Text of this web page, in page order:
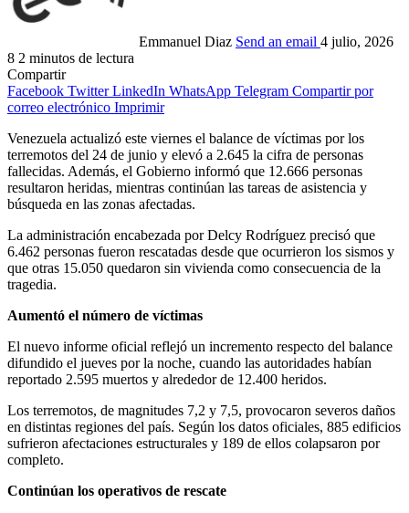
Emmanuel Diaz Send an email 4 julio, 2026
8 2 minutos de lectura
Compartir
Facebook Twitter LinkedIn WhatsApp Telegram Compartir por
correo electrónico Imprimir
Venezuela actualizó este viernes el balance de víctimas por los
terremotos del 24 de junio y elevó a 2.645 la cifra de personas
fallecidas. Además, el Gobierno informó que 12.666 personas
resultaron heridas, mientras continúan las tareas de asistencia y
búsqueda en las zonas afectadas.
La administración encabezada por Delcy Rodríguez precisó que
6.462 personas fueron rescatadas desde que ocurrieron los sismos y
que otras 15.050 quedaron sin vivienda como consecuencia de la
tragedia.
Aumentó el número de víctimas
El nuevo informe oficial reflejó un incremento respecto del balance
difundido el jueves por la noche, cuando las autoridades habían
reportado 2.595 muertos y alrededor de 12.400 heridos.
Los terremotos, de magnitudes 7,2 y 7,5, provocaron severos daños
en distintas regiones del país. Según los datos oficiales, 885 edificios
sufrieron afectaciones estructurales y 189 de ellos colapsaron por
completo.
Continúan los operativos de rescate